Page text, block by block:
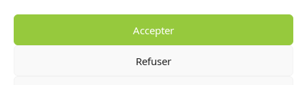
Accepter
Refuser